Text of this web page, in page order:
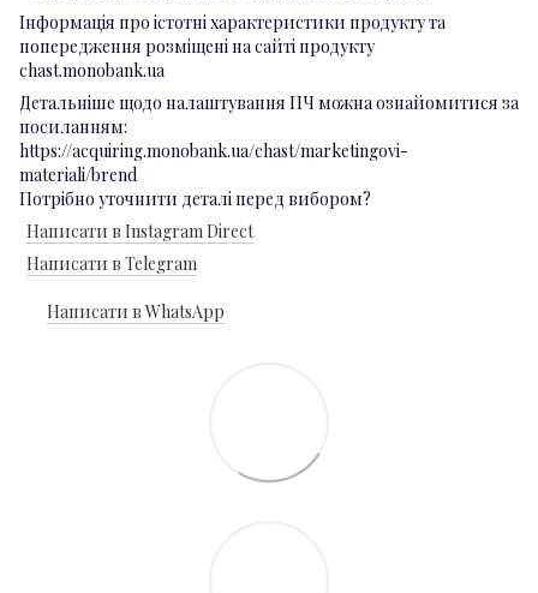
Інформація про істотні характеристики продукту та
попередження розміщені на сайті продукту
chast.monobank.ua
Детальніше щодо налаштування ПЧ можна ознайомитися за
посиланням:
https://acquiring.monobank.ua/chast/marketingovi-
materiali/brend
Потрібно уточнити деталі перед вибором?
Написати в Instagram Direct
Написати в Telegram
Написати в WhatsApp